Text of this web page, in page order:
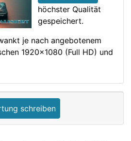
höchster Qualität
gespeichert.
je nach angebotenem
1920x1080 (Full HD) und
schreiben